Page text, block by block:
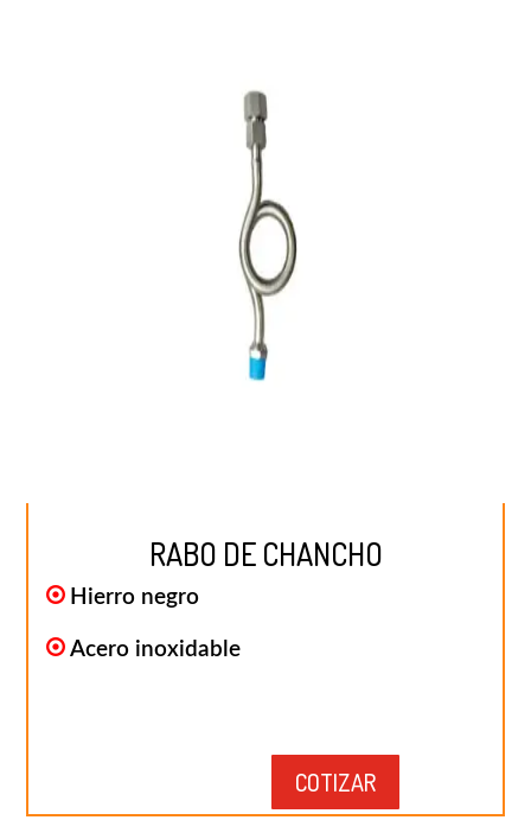
RABO DE CHANCHO
Hierro negro
Acero inoxidable
COTIZAR